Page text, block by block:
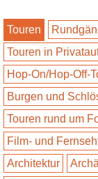
Touren
Touren in
Hop-On/Hop-Off-
Burgen und
Touren rund um
Film- und
Architektur